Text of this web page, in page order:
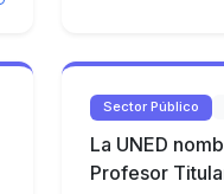
Sector Público
La UNED
Profesor